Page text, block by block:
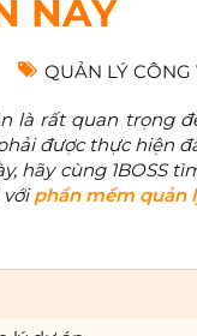
NAY
QUẢN LÝ CÔNG
là rất quan trọng
được thực hiện
hãy cùng 1BOSS
vớiphần mềm quản